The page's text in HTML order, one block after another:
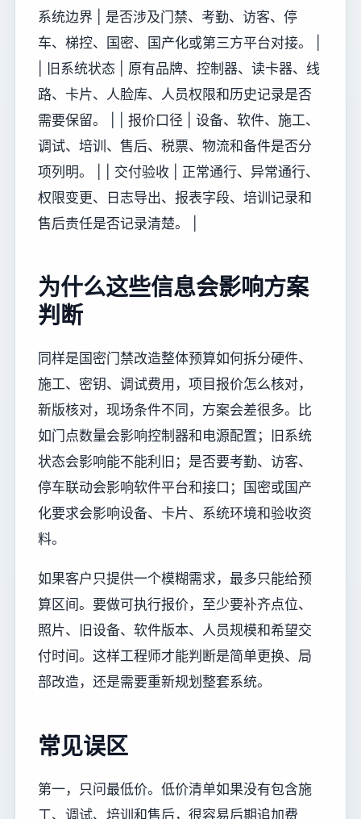
系统边界 | 是否涉及门禁、考勤、访客、停
车、梯控、国密、国产化或第三方平台对接。 |
| 旧系统状态 | 原有品牌、控制器、读卡器、线
路、卡片、人脸库、人员权限和历史记录是否
需要保留。 | | 报价口径 | 设备、软件、施工、
调试、培训、售后、税票、物流和备件是否分
项列明。 | | 交付验收 | 正常通行、异常通行、
权限变更、日志导出、报表字段、培训记录和
售后责任是否记录清楚。 |
为什么这些信息会影响方案
判断
同样是国密门禁改造整体预算如何拆分硬件、
施工、密钥、调试费用，项目报价怎么核对，
新版核对，现场条件不同，方案会差很多。比
如门点数量会影响控制器和电源配置；旧系统
状态会影响能不能利旧；是否要考勤、访客、
停车联动会影响软件平台和接口；国密或国产
化要求会影响设备、卡片、系统环境和验收资
料。
如果客户只提供一个模糊需求，最多只能给预
算区间。要做可执行报价，至少要补齐点位、
照片、旧设备、软件版本、人员规模和希望交
付时间。这样工程师才能判断是简单更换、局
部改造，还是需要重新规划整套系统。
常见误区
第一，只问最低价。低价清单如果没有包含施
工、调试、培训和售后，很容易后期追加费